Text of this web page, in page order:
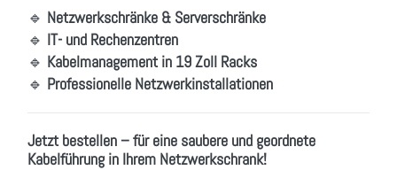
🔹 Netzwerkschränke & Serverschränke
🔹 IT- und Rechenzentren
🔹 Kabelmanagement in 19 Zoll Racks
🔹 Professionelle Netzwerkinstallationen
Jetzt bestellen – für eine saubere und geordnete
Kabelführung in Ihrem Netzwerkschrank!